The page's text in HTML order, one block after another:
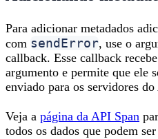
Para adicionar metadados
com sendError, use o
callback. Esse callback
argumento e permite que ele
enviado para os servidores
Veja a página da API Span
todos os dados que podem